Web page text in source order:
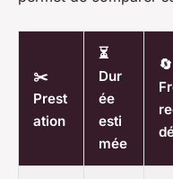
✂️
Prest
ation
⏳
Dur
ée
esti
mée
🔄